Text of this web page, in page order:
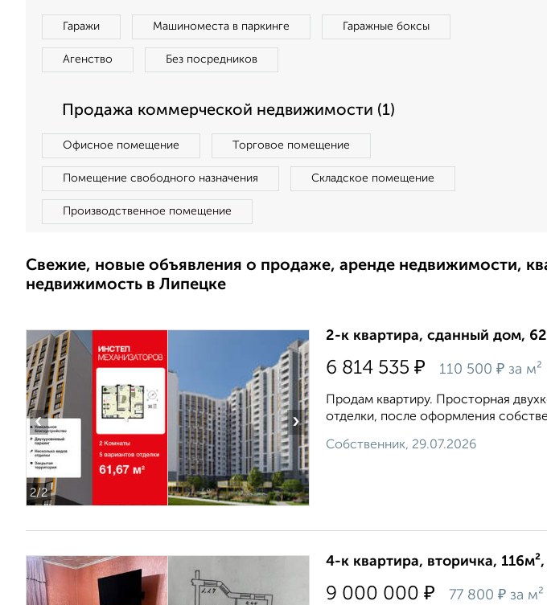
Гаражи Машиноместа в паркинге Гаражные боксы
Агенство Без посредников
Продажа коммерческой недвижимости (1)
Офисное помещение Торговое помещение
Помещение свободного назначения Складское помещение
Производственное помещение
Свежие, новые объявления о продаже, аренде недвижимости,
недвижимость в Липецке
2/2
‹ ›
2-к квартира, сданный дом,
6 814 535 ₽ 110 500 ₽ за м²
Продам квартиру. Просторная
отделки, после оформления
Собственник, 29.07.2026
4-к квартира, вторичка,
9 000 000 ₽ 77 800 ₽ за м²